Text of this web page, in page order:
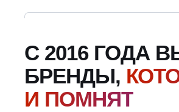
С 2016 ГОДА
БРЕНДЫ,
И ПОМНЯТ